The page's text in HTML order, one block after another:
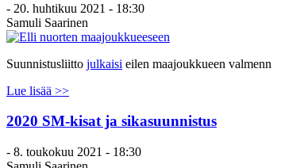
- 20. huhtikuu 2021 - 18:30
Samuli Saarinen
Suunnistusliitto julkaisi eilen maajoukkueen valmenn
Lue lisää >>
2020 SM-kisat ja sikasuunnistus
- 8. toukokuu 2021 - 18:30